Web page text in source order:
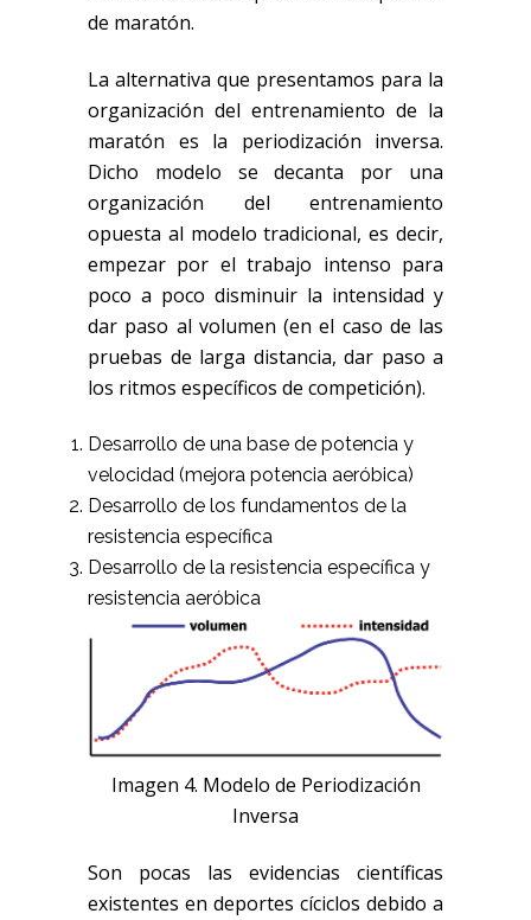
de maratón.
La alternativa que presentamos para la
organización del entrenamiento de la
maratón es la periodización inversa.
Dicho modelo se decanta por una
organización del entrenamiento
opuesta al modelo tradicional, es decir,
empezar por el trabajo intenso para
poco a poco disminuir la intensidad y
dar paso al volumen (en el caso de las
pruebas de larga distancia, dar paso a
los ritmos específicos de competición).
Desarrollo de una base de potencia y
velocidad (mejora potencia aeróbica)
Desarrollo de los fundamentos de la
resistencia específica
Desarrollo de la resistencia específica y
resistencia aeróbica
Imagen 4. Modelo de Periodización
Inversa
Son pocas las evidencias científicas
existentes en deportes cíciclos debido a